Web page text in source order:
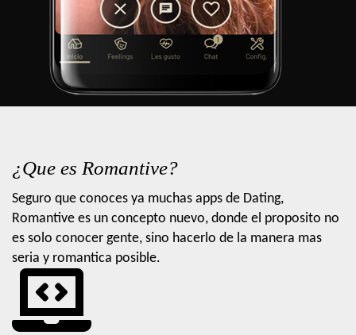
¿Que es Romantive?
Seguro que conoces ya muchas apps de Dating,
Romantive es un concepto nuevo, donde el proposito no
es solo conocer gente, sino hacerlo de la manera mas
seria y romantica posible.